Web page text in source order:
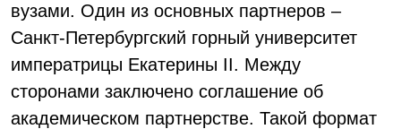
вузами. Один из основных партнеров –
Санкт-Петербургский горный университет
императрицы Екатерины II. Между
сторонами заключено соглашение об
академическом партнерстве. Такой формат